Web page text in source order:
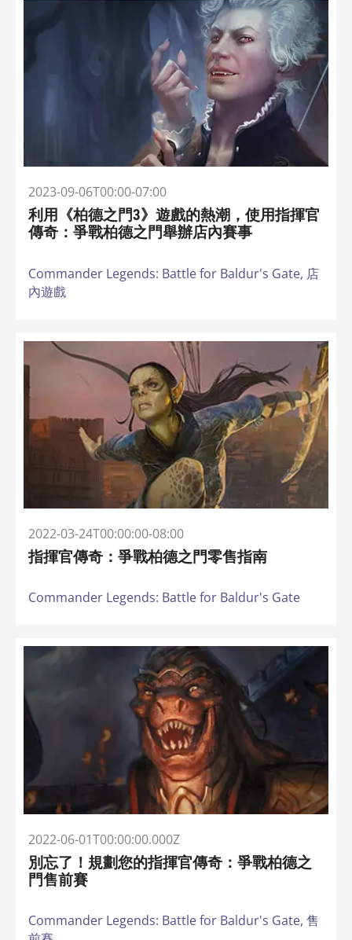
2023-09-06T00:00-07:00
利用《柏德之門3》遊戲的熱潮，使用指揮官
傳奇：爭戰柏德之門舉辦店內賽事
Commander Legends: Battle for Baldur's Gate, 店
內遊戲
2022-03-24T00:00:00-08:00
指揮官傳奇：爭戰柏德之門零售指南
Commander Legends: Battle for Baldur's Gate
2022-06-01T00:00:00.000Z
別忘了！規劃您的指揮官傳奇：爭戰柏德之
門售前賽
Commander Legends: Battle for Baldur's Gate, 售